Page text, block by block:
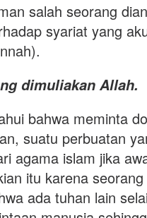
salah seorang
syariat yang
dimuliakan Allah.
bahwa meminta
suatu perbuatan
agama islam jika
itu karena
ada tuhan lain